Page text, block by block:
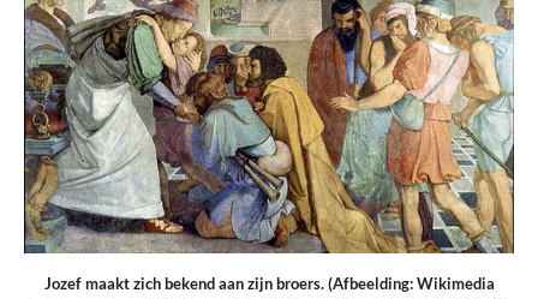
Jozef maakt zich bekend aan zijn broers. (Afbeelding: Wikimedia